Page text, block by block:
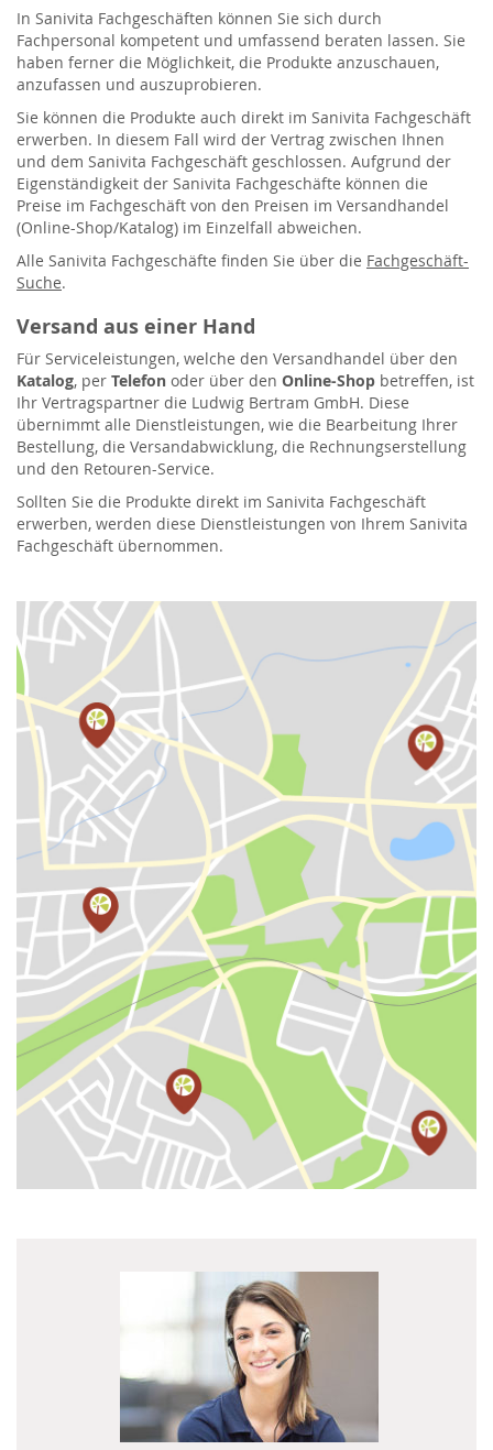
In Sanivita Fachgeschäften können Sie sich durch
Fachpersonal kompetent und umfassend beraten lassen. Sie
haben ferner die Möglichkeit, die Produkte anzuschauen,
anzufassen und auszuprobieren.
Sie können die Produkte auch direkt im Sanivita Fachgeschäft
erwerben. In diesem Fall wird der Vertrag zwischen Ihnen
und dem Sanivita Fachgeschäft geschlossen. Aufgrund der
Eigenständigkeit der Sanivita Fachgeschäfte können die
Preise im Fachgeschäft von den Preisen im Versandhandel
(Online-Shop/Katalog) im Einzelfall abweichen.
Alle Sanivita Fachgeschäfte finden Sie über die Fachgeschäft-
Suche.
Versand aus einer Hand
Für Serviceleistungen, welche den Versandhandel über den
Katalog, per Telefon oder über den Online-Shop betreffen, ist
Ihr Vertragspartner die Ludwig Bertram GmbH. Diese
übernimmt alle Dienstleistungen, wie die Bearbeitung Ihrer
Bestellung, die Versandabwicklung, die Rechnungserstellung
und den Retouren-Service.
Sollten Sie die Produkte direkt im Sanivita Fachgeschäft
erwerben, werden diese Dienstleistungen von Ihrem Sanivita
Fachgeschäft übernommen.